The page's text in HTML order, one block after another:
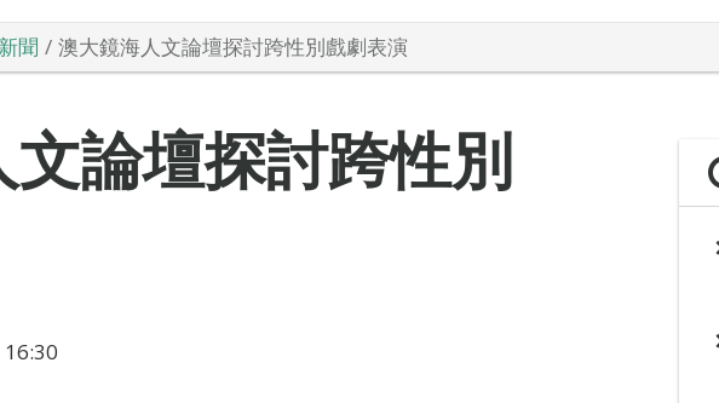
新聞 澳大鏡海人文論壇探討跨性別戲劇表演
論壇探討跨性別